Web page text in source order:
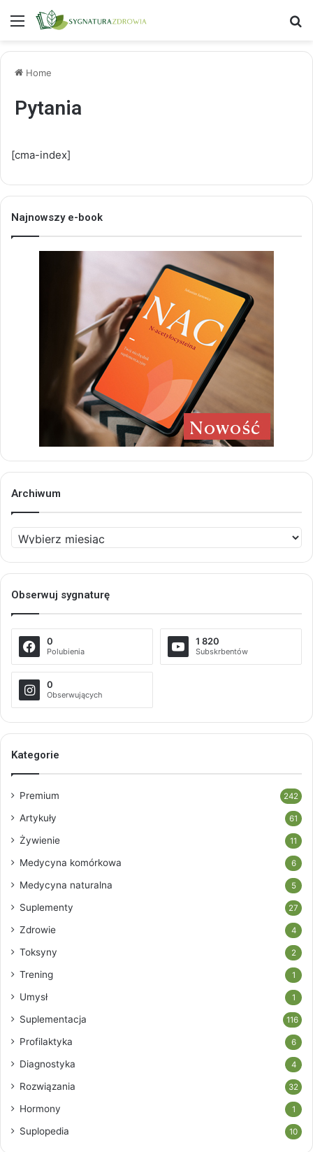
Menu
Home
Pytania
[cma-index]
Najnowszy e-book
Archiwum
Archiwum
Obserwuj sygnaturę
0
Polubienia
1 820
Subskrbentów
0
Obserwujących
Kategorie
Premium 242
Artykuły 61
Żywienie 11
Medycyna komórkowa 6
Medycyna naturalna 5
Suplementy 27
Zdrowie 4
Toksyny 2
Trening 1
Umysł 1
Suplementacja 116
Profilaktyka 6
Diagnostyka 4
Rozwiązania 32
Hormony 1
Suplopedia 10